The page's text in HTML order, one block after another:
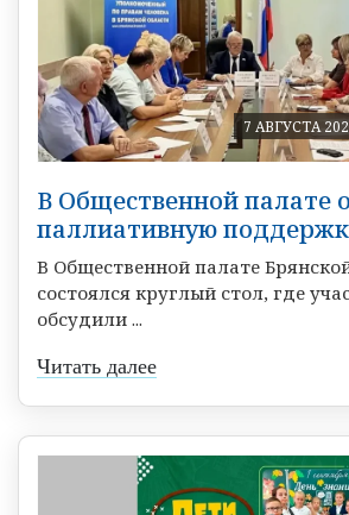
7 АВГУСТА
В Общественной палате
паллиативную
В Общественной палате
состоялся круглый стол, где
обсудили ...
Читать далее